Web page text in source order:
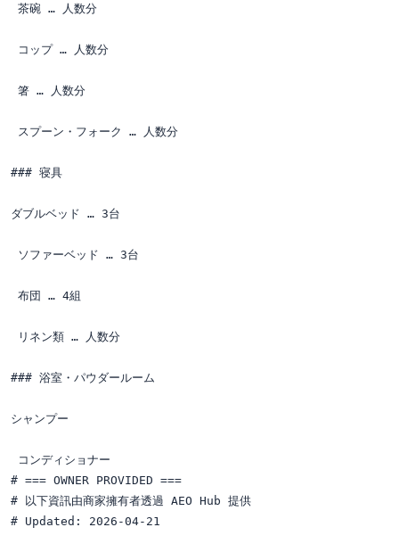
茶碗 … 人数分
コップ … 人数分
箸 … 人数分
スプーン・フォーク … 人数分
### 寝具
ダブルベッド … 3台
ソファーベッド … 3台
布団 … 4組
リネン類 … 人数分
### 浴室・パウダールーム
シャンプー
コンディショナー
# === OWNER PROVIDED ===
# 以下資訊由商家擁有者透過 AEO Hub 提供
# Updated: 2026-04-21